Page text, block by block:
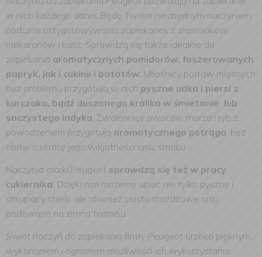
w nich każdego dania. Będę Twoim niezbędnym naczyniem
podczas przygotowywania zapiekanek z ziemniaków,
makaronów i kasz. Sprawdzą się także idealnie do
zapiekania aromatycznych pomidorów, faszerowanych
papryk, jak i cukinii i batatów. Miłośnicy potraw mięsnych
bez problemu przygotują w nich pyszne udka i piersi z
kurczaka, bądź duszonego królika w śmietanie lub
soczystego indyka. Zwolennicy owoców morza i ryb z
powodzeniem przygotują aromatycznego pstrąga, bez
obaw o utratę jego wilgotności oraz smaku.
Naczynia marki Peugeot sprawdzą się też w pracy
cukiernika. Dzięki nim możemy upiec nie tylko pyszny i
chrupiący chleb, ale również ciasto drożdżowe oraz
podawane na zimno tiramisu.
Świat naczyń do zapiekania firmy Peugeot urzeka pięknym
wykonaniem i ogromem możliwości ich wykorzystania.